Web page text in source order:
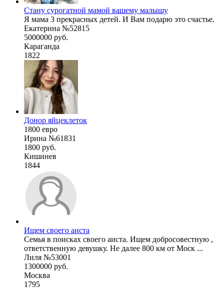
Стану сурогатной мамой вашему малышу
Я мама 3 прекрасных детей. И Вам подарю это счастье.
Екатерина №52815
5000000 руб.
Караганда
1822
Донор яйцеклеток
1800 евро
Ирина №61831
1800 руб.
Кишинев
1844
Ищем своего аиста
Семья в поисках своего аиста. Ищем добросовестную ,
ответственную девушку. Не далее 800 км от Моск ...
Лиля №53001
1300000 руб.
Москва
1795